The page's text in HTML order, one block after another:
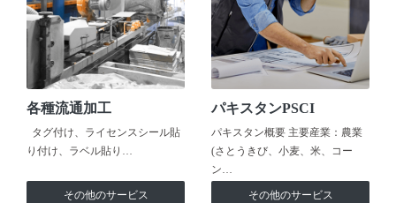
各種流通加工
タグ付け、ライセンスシール貼
り付け、ラベル貼り…
その他のサービス
パキスタンPSCI
パキスタン概要 主要産業：農業
(さとうきび、小麦、米、コー
ン…
その他のサービス